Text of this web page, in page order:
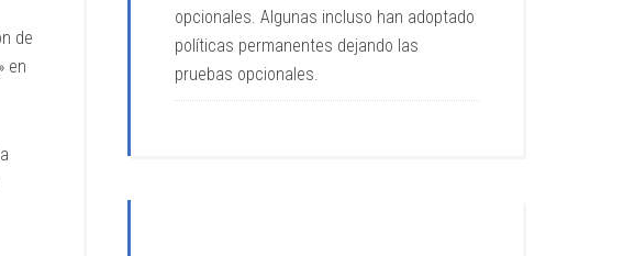
de
en
opcionales. Algunas incluso han adoptado
políticas permanentes dejando las
pruebas opcionales.